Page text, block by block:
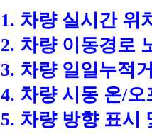
1. 차량 실시간 위
2. 차량 이동경로
3. 차량 일일누적
4. 차량 시동 온/
5. 차량 방향 표시